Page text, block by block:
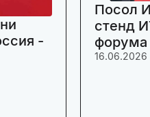
-
Посол
стенд
16.06.2026